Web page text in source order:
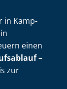
in Kamp-
einen
–
zur